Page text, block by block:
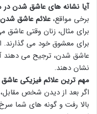
آیا نشانه های عاشق شدن
برخی مواقع، علائم عاشق شدن
برای مثال، زنان وقتی
برای معشوق خود می گذارند.
عاشق شدن، ترجیح می دهند
نشان دهند.
مهم ترین علائم فیزیکی
اگر بعد از دیدن شخص
بالا رفت و گونه های شما